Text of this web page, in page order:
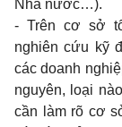
Nhà nước…).
- Trên cơ sở
nghiên cứu kỹ
các doanh
nguyên, loại
cần làm rõ cơ